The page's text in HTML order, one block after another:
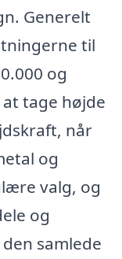
Generelt
til
og
tage højde
når
og
valg, og
og
samlede